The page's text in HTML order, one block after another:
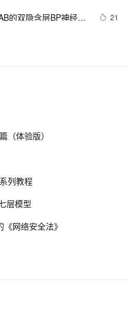
的双隐含层BP神经网
21
第十课：卷积神经网
络（CNN）：从原理到
（体验版）
列教程
层模型
网络安全法》